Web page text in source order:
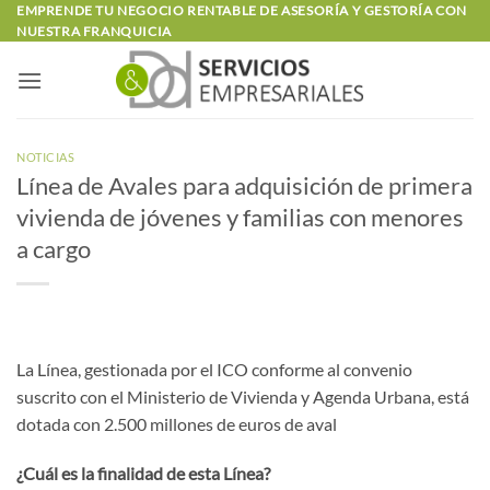
Saltar
al
EMPRENDE TU NEGOCIO RENTABLE DE ASESORÍA Y GESTORÍA CON
NUESTRA FRANQUICIA
NOTICIAS
Línea de Avales para adquisición de primera
vivienda de jóvenes y familias con menores
a cargo
La Línea, gestionada por el ICO conforme al convenio
suscrito con el Ministerio de Vivienda y Agenda Urbana, está
dotada con 2.500 millones de euros de aval
¿Cuál es la finalidad de esta Línea?